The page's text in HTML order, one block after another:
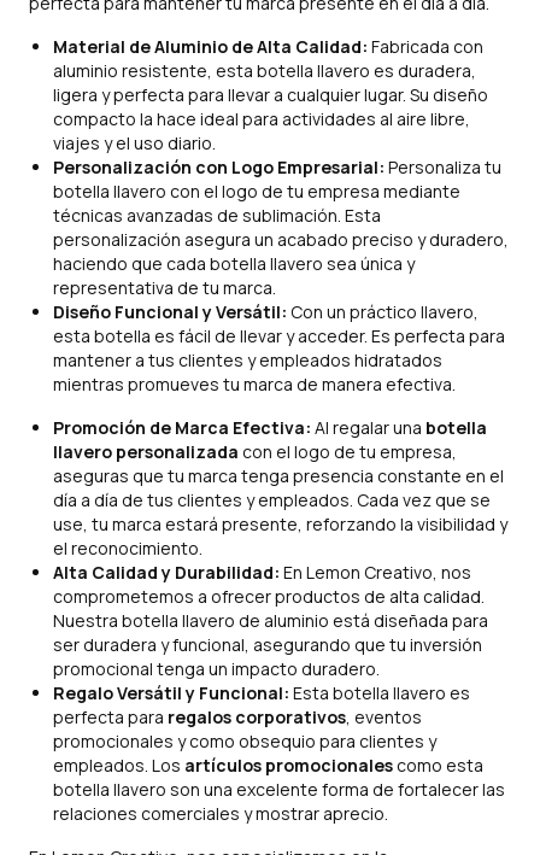
Material de Aluminio de Alta Calidad: Fabricada con
aluminio resistente, esta botella llavero es duradera,
ligera y perfecta para llevar a cualquier lugar. Su diseño
compacto la hace ideal para actividades al aire libre,
viajes y el uso diario.
Personalización con Logo Empresarial: Personaliza tu
botella llavero con el logo de tu empresa mediante
técnicas avanzadas de sublimación. Esta
personalización asegura un acabado preciso y duradero,
haciendo que cada botella llavero sea única y
representativa de tu marca.
Diseño Funcional y Versátil: Con un práctico llavero,
esta botella es fácil de llevar y acceder. Es perfecta para
mantener a tus clientes y empleados hidratados
mientras promueves tu marca de manera efectiva.
Promoción de Marca Efectiva: Al regalar una botella
llavero personalizada con el logo de tu empresa,
aseguras que tu marca tenga presencia constante en el
día a día de tus clientes y empleados. Cada vez que se
use, tu marca estará presente, reforzando la visibilidad y
el reconocimiento.
Alta Calidad y Durabilidad: En Lemon Creativo, nos
comprometemos a ofrecer productos de alta calidad.
Nuestra botella llavero de aluminio está diseñada para
ser duradera y funcional, asegurando que tu inversión
promocional tenga un impacto duradero.
Regalo Versátil y Funcional: Esta botella llavero es
perfecta para regalos corporativos , eventos
promocionales y como obsequio para clientes y
empleados. Los artículos promocionalescomo esta
botella llavero son una excelente forma de fortalecer las
relaciones comerciales y mostrar aprecio.